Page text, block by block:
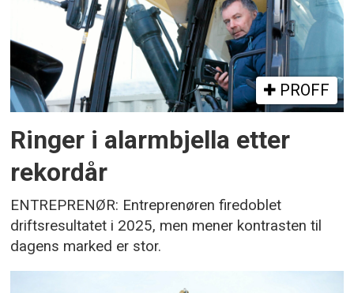
PROFF
Ringer i alarmbjella etter
rekordår
ENTREPRENØR: Entreprenøren firedoblet
driftsresultatet i 2025, men mener kontrasten til
dagens marked er stor.